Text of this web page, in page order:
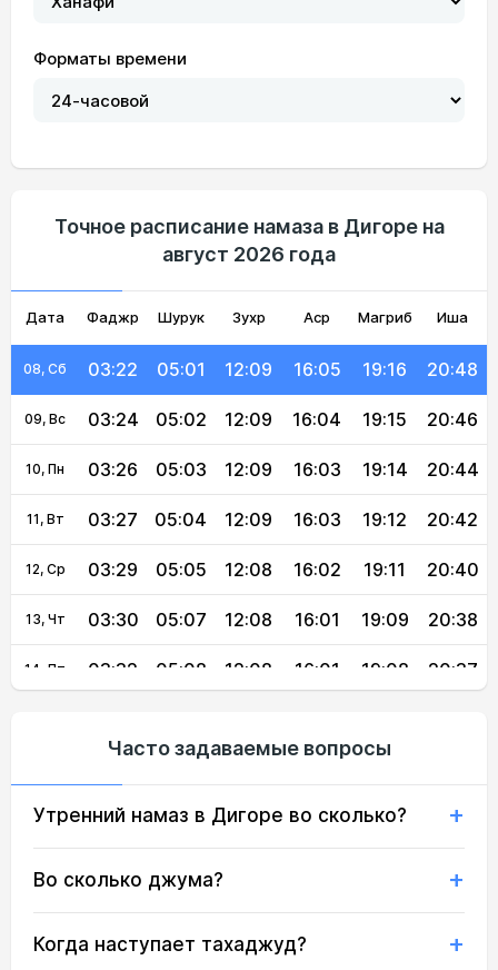
Форматы времени
Точное расписание намаза в Дигоре на
август 2026 года
Дата Фаджр Шурук Зухр Аср Магриб Иша
02, Вс 03:13 04:55
04, Вт 03:16 04:57 12:10 16:07 19:22 20:55
05, Ср 03:18 04:58 12:09 16:06 19:20 20:53
04:59 16:06
07, Пт 03:21 05:00 12:09 16:05 19:18 20:49
08, Сб 03:22 05:01 12:09 16:05 19:16 20:48
09, Вс 03:24 05:02 12:09 16:04 19:15 20:46
10, Пн 03:26 05:03 12:09 16:03 19:14 20:44
11, Вт 03:27 05:04 12:09 16:03 19:12 20:42
12, Ср 03:29 05:05 12:08 16:02 19:11 20:40
13, Чт 03:30 05:07 12:08 16:01 19:09 20:38
14, Пт 03:32 05:08 12:08 16:01 19:08 20:37
17, Пн 03:36 05:11 12:08 15:59 19:03 20:31
18, Вт 03:38 05:12 20:29
03:39 05:13 12:07 15:57 19:00 20:27
Часто задаваемые вопросы
Утренний намаз в Дигоре во сколько?
Во сколько джума?
Когда наступает тахаджуд?